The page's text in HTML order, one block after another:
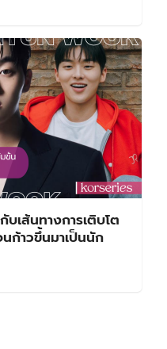
บเส้นทางการเติบโต
ก้าวขึ้นมาเป็นนัก